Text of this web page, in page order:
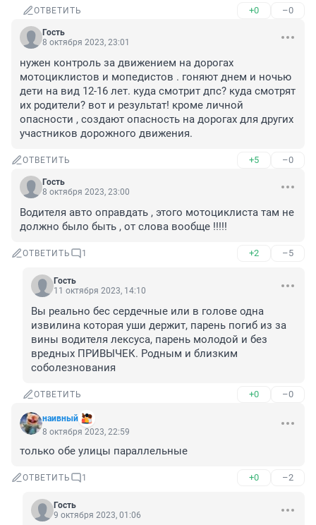
ОТВЕТИТЬ +0 –0
Гость
8 октября 2023, 23:01
нужен контроль за движением на дорогах
мотоциклистов и мопедистов . гоняют днем и ночью
дети на вид 12-16 лет. куда смотрит дпс? куда смотрят
их родители? вот и результат! кроме личной
опасности , создают опасность на дорогах для других
участников дорожного движения.
ОТВЕТИТЬ +5 –0
Гость
8 октября 2023, 23:00
Водителя авто оправдать , этого мотоциклиста там не
должно было быть , от слова вообще !!!!!
ОТВЕТИТЬ 1 +2 –5
Гость
11 октября 2023, 14:10
Вы реально бес сердечные или в голове одна
извилина которая уши держит, парень погиб из за
вины водителя лексуса, парень молодой и без
вредных ПРИВЫЧЕК. Родным и близким
соболезнования
ОТВЕТИТЬ +0 –0
наивный
8 октября 2023, 22:59
только обе улицы параллельные
ОТВЕТИТЬ 1 +0 –2
Гость
9 октября 2023, 01:06